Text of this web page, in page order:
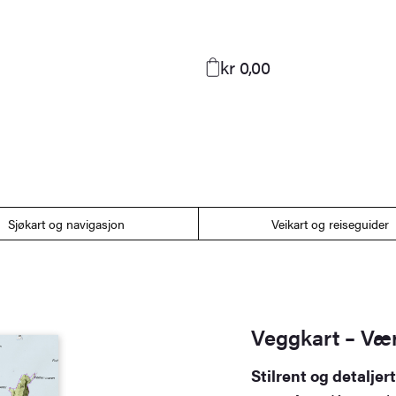
kr 0,00
Sjøkart og navigasjon Veikart og reiseguider
Veggkart –
Stilrent og